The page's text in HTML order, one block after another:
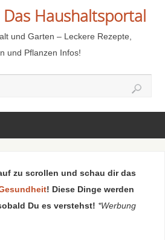
Haushaltsportal
und Garten – Leckere Rezepte,
und Pflanzen Infos!
zu scrollen und schau dir das
! Diese Dinge werden
Du es verstehst! *Werbung